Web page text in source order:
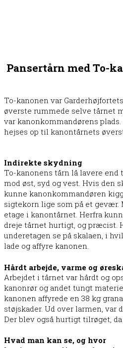
Pansertårn med To-
To-kanonen var
øverste rummede selve tårnet
var kanonkommandørens
hejses op til kanontårnets
Indirekte skydning
To-kanonens tårn lå lavere
mod øst, syd og vest. Hvis den
kunne kanonkommandøren
sigtekorn lige som på et gevær.
etage i kanontårnet. Herfra
dreje tårnet hurtigt, og præcist.
underetagen se på skalaen, i
lade og affyre kanonen.
Hårdt arbejde, varme og
Arbejdet i tårnet var hårdt og
kanonrør og andet tungt
kanonen affyrede en 38 kg
støjskader. Ud over larmen,
Der blev også hurtigt tilrøget,
Hvad man kan se, og hvor